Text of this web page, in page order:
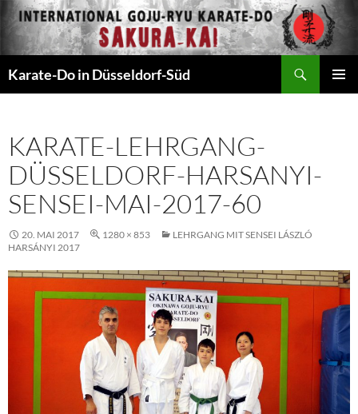
Zum
Inhalt
springen
Karate-Do in Düsseldorf-Süd
KARATE-LEHRGANG-
DÜSSELDORF-HARSANYI-
SENSEI-MAI-2017-60
20. MAI 2017 1280 × 853
LEHRGANG MIT SENSEI LÁSZLÓ
HARSÁNYI 2017